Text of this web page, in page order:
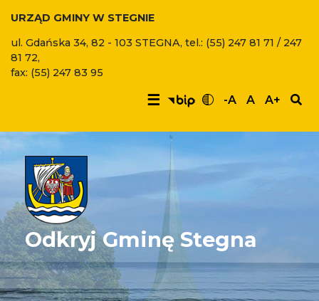
URZĄD GMINY W STEGNIE
ul. Gdańska 34, 82 - 103 STEGNA, tel.: (55) 247 81 71 / 247
81 72,
fax: (55) 247 83 95
☰ -A A A+
Odkryj Gminę Stegna